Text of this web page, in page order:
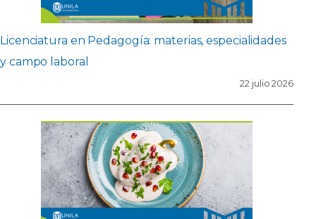
Licenciatura en Pedagogía: materias, especialidades
y campo laboral
22 julio 2026